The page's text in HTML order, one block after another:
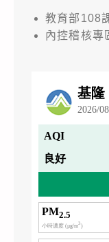
教育部108
內控稽核專